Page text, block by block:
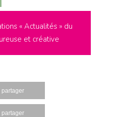
« Actualités » du
et créative
partager
partager